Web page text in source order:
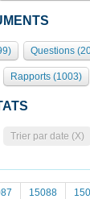
Questions
Rapports (1003)
Trier par date (X)
15088